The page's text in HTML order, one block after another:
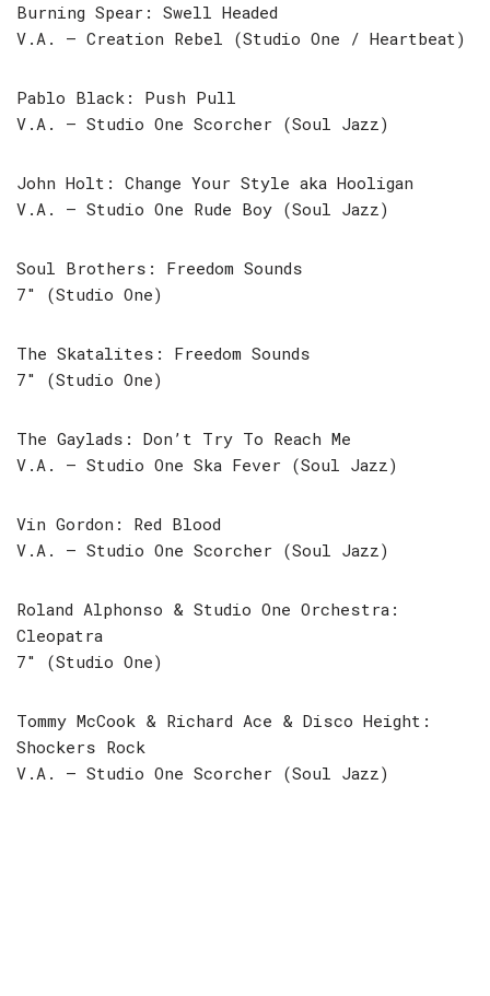
Burning Spear: Swell Headed
V.A. – Creation Rebel (Studio One / Heartbeat)
Pablo Black: Push Pull
V.A. – Studio One Scorcher (Soul Jazz)
John Holt: Change Your Style aka Hooligan
V.A. – Studio One Rude Boy (Soul Jazz)
Soul Brothers: Freedom Sounds
7″ (Studio One)
The Skatalites: Freedom Sounds
7″ (Studio One)
The Gaylads: Don’t Try To Reach Me
V.A. – Studio One Ska Fever (Soul Jazz)
Vin Gordon: Red Blood
V.A. – Studio One Scorcher (Soul Jazz)
Roland Alphonso & Studio One Orchestra:
Cleopatra
7″ (Studio One)
Tommy McCook & Richard Ace & Disco Height:
Shockers Rock
V.A. – Studio One Scorcher (Soul Jazz)